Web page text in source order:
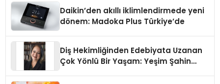
Daikin’den akıllı iklimlendirmede yeni
dönem: Madoka Plus Türkiye’de
Diş Hekimliğinden Edebiyata Uzanan
Çok Yönlü Bir Yaşam: Yeşim Şahin